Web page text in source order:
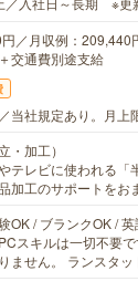
／月収例：
交通費別途支給
当社規定あり。月上
・加工）
テレビに使われる
加工のサポートを
OK / ブランクOK /
スキルは一切不要
ません。 ランスタ